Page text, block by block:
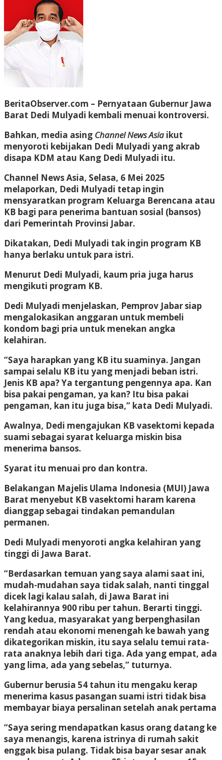
BeritaObserver.com – Pernyataan Gubernur Jawa
Barat Dedi Mulyadi kembali menuai kontroversi.
Bahkan, media asing Channel News Asia ikut
menyoroti kebijakan Dedi Mulyadi yang akrab
disapa KDM atau Kang Dedi Mulyadi itu.
Channel News Asia, Selasa, 6 Mei 2025
melaporkan, Dedi Mulyadi tetap ingin
mensyaratkan program Keluarga Berencana atau
KB bagi para penerima bantuan sosial (bansos)
dari Pemerintah Provinsi Jabar.
Dikatakan, Dedi Mulyadi tak ingin program KB
hanya berlaku untuk para istri.
Menurut Dedi Mulyadi, kaum pria juga harus
mengikuti program KB.
Dedi Mulyadi menjelaskan, Pemprov Jabar siap
mengalokasikan anggaran untuk membeli
kondom bagi pria untuk menekan angka
kelahiran.
“Saya harapkan yang KB itu suaminya. Jangan
sampai selalu KB itu yang menjadi beban istri.
Jenis KB apa? Ya tergantung pengennya apa. Kan
bisa pakai pengaman, ya kan? Itu bisa pakai
pengaman, kan itu juga bisa,” kata Dedi Mulyadi.
Awalnya, Dedi mengajukan KB vasektomi kepada
suami sebagai syarat keluarga miskin bisa
menerima bansos.
Syarat itu menuai pro dan kontra.
Belakangan Majelis Ulama Indonesia (MUI) Jawa
Barat menyebut KB vasektomi haram karena
dianggap sebagai tindakan pemandulan
permanen.
Dedi Mulyadi menyoroti angka kelahiran yang
tinggi di Jawa Barat.
“Berdasarkan temuan yang saya alami saat ini,
mudah-mudahan saya tidak salah, nanti tinggal
dicek lagi kalau salah, di Jawa Barat ini
kelahirannya 900 ribu per tahun. Berarti tinggi.
Yang kedua, masyarakat yang berpenghasilan
rendah atau ekonomi menengah ke bawah yang
dikategorikan miskin, itu saya selalu temui rata-
rata anaknya lebih dari tiga. Ada yang empat, ada
yang lima, ada yang sebelas,” tuturnya.
Gubernur berusia 54 tahun itu mengaku kerap
menerima kasus pasangan suami istri tidak bisa
membayar biaya persalinan setelah anak pertama
“Saya sering mendapatkan kasus orang datang ke
saya menangis, karena istrinya di rumah sakit
enggak bisa pulang. Tidak bisa bayar sesar anak